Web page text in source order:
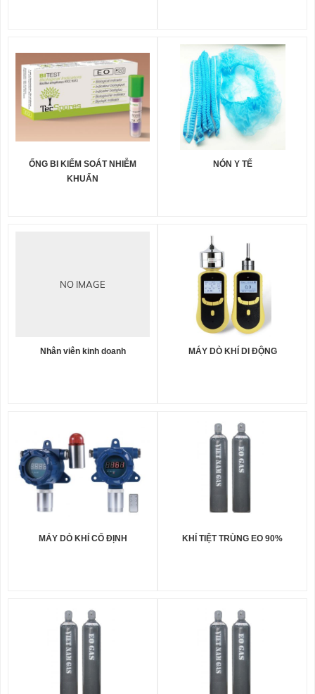
ỐNG BI KIỂM SOÁT NHIỄM
KHUẨN
NÓN Y TẾ
NO IMAGE
Nhân viên kinh doanh MÁY DÒ KHÍ DI ĐỘNG
MÁY DÒ KHÍ CỐ ĐỊNH KHÍ TIỆT TRÙNG EO 90%